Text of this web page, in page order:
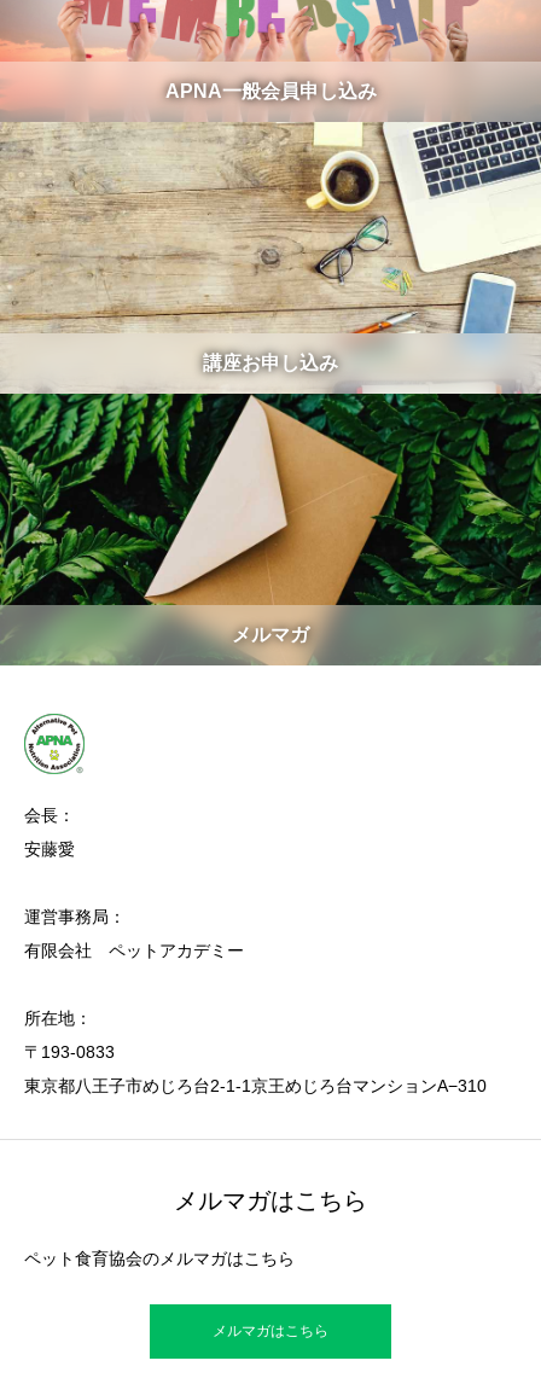
APNA一般会員申し込み
講座お申し込み
メルマガ
会長：
安藤愛
運営事務局：
有限会社 ペットアカデミー
所在地：
〒193-0833
東京都八王子市めじろ台2-1-1京王めじろ台マンションA−310
メルマガはこちら
ペット食育協会のメルマガはこちら
メルマガはこちら